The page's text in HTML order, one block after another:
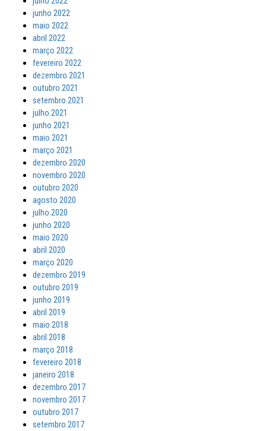
junho 2022
maio 2022
abril 2022
março 2022
fevereiro 2022
dezembro 2021
outubro 2021
setembro 2021
julho 2021
junho 2021
maio 2021
março 2021
dezembro 2020
novembro 2020
outubro 2020
agosto 2020
julho 2020
junho 2020
maio 2020
abril 2020
março 2020
dezembro 2019
outubro 2019
junho 2019
abril 2019
maio 2018
abril 2018
março 2018
fevereiro 2018
janeiro 2018
dezembro 2017
novembro 2017
outubro 2017
setembro 2017